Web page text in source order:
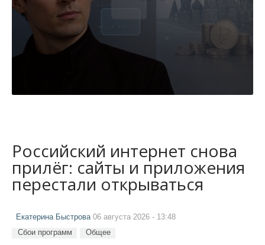
Российский интернет снова
прилёг: сайты и приложения
перестали открываться
Екатерина Быстрова06 августа 2026 - 13:48
Сбои программ Общее